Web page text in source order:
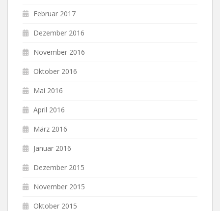
Februar 2017
Dezember 2016
November 2016
Oktober 2016
Mai 2016
April 2016
März 2016
Januar 2016
Dezember 2015
November 2015
Oktober 2015